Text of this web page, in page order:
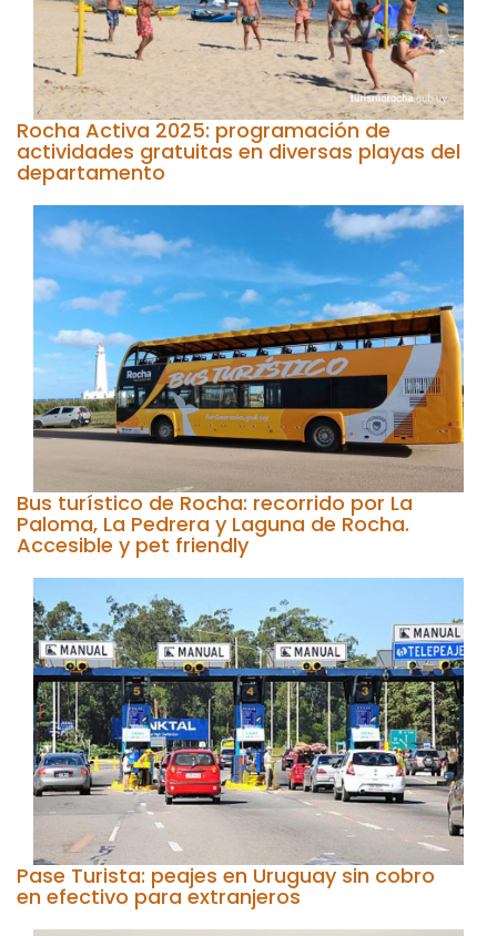
Rocha Activa 2025: programación de
actividades gratuitas en diversas playas del
departamento
Bus turístico de Rocha: recorrido por La
Paloma, La Pedrera y Laguna de Rocha.
Accesible y pet friendly
Pase Turista: peajes en Uruguay sin cobro
en efectivo para extranjeros